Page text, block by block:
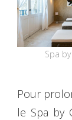
Spa
Pour
le Spa by